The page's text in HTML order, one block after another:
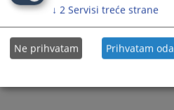
↓ 2 Servisi treće strane
Ne prihvatam Prihvatam